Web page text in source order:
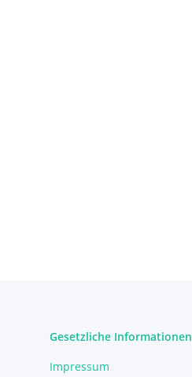
Gesetzliche Informationen
Impressum